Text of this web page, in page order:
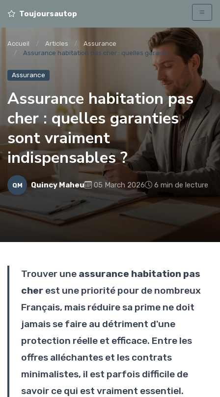
Toujoursautop
Accueil Articles
Assurance
Assurance habitation pas cher : quelles garanti...
Assurance
Assurance habitation pas
cher : quelles garanties
sont vraiment
indispensables ?
QM Quincy Maheu 05 March 2026 6 min de lecture
Trouver une assurance habitation pas
cher est une priorité pour de nombreux
Français, mais réduire sa prime ne doit
jamais se faire au détriment d'une
protection réelle et efficace. Entre les
offres alléchantes et les contrats
minimalistes, il est parfois difficile de
savoir ce qui est vraiment essentiel.